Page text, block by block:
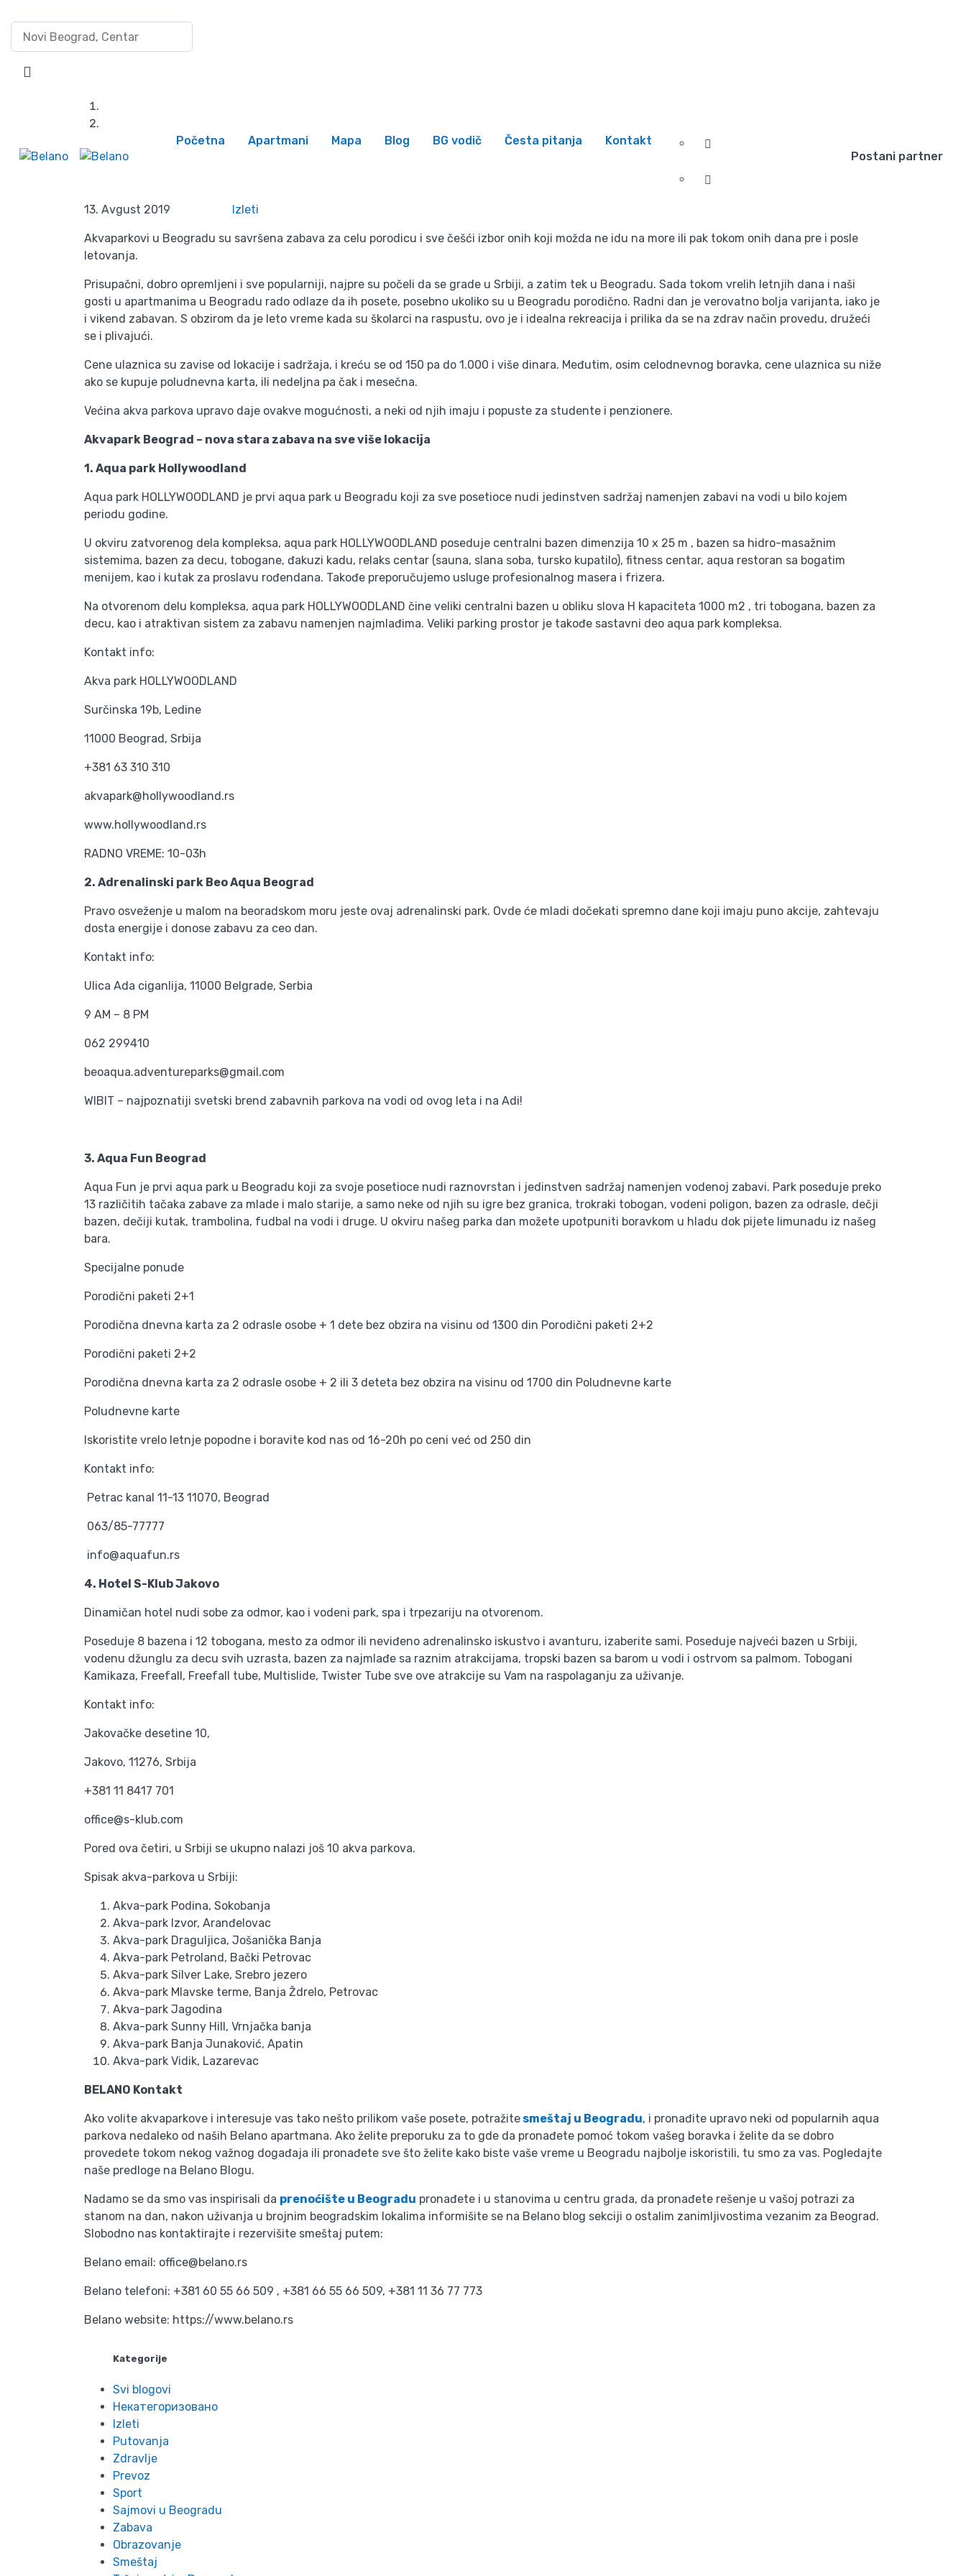
Početna Apartmani Mapa Blog BG vodič Česta pitanja
Kontakt
Postani partner
Akvaparkovi u Beogradu – porodično vreme za sve
13. Avgust 2019 Izleti
Akvaparkovi u Beogradu su savršena zabava za celu porodicu i sve češći izbor onih koji možda ne idu na more ili pak tokom onih dana pre i posle
letovanja.
Prisupačni, dobro opremljeni i sve popularniji, najpre su počeli da se grade u Srbiji, a zatim tek u Beogradu. Sada tokom vrelih letnjih dana i naši
gosti u apartmanima u Beogradu rado odlaze da ih posete, posebno ukoliko su u Beogradu porodično. Radni dan je verovatno bolja varijanta, iako je
i vikend zabavan. S obzirom da je leto vreme kada su školarci na raspustu, ovo je i idealna rekreacija i prilika da se na zdrav način provedu, družeći
se i plivajući.
Cene ulaznica su zavise od lokacije i sadržaja, i kreću se od 150 pa do 1.000 i više dinara. Međutim, osim celodnevnog boravka, cene ulaznica su niže
ako se kupuje poludnevna karta, ili nedeljna pa čak i mesečna.
Većina akva parkova upravo daje ovakve mogućnosti, a neki od njih imaju i popuste za studente i penzionere.
Akvapark Beograd – nova stara zabava na sve više lokacija
1. Aqua park Hollywoodland
Aqua park HOLLYWOODLAND je prvi aqua park u Beogradu koji za sve posetioce nudi jedinstven sadržaj namenjen zabavi na vodi u bilo kojem
periodu godine.
U okviru zatvorenog dela kompleksa, aqua park HOLLYWOODLAND poseduje centralni bazen dimenzija 10 x 25 m , bazen sa hidro-masažnim
sistemima, bazen za decu, tobogane, đakuzi kadu, relaks centar (sauna, slana soba, tursko kupatilo), fitness centar, aqua restoran sa bogatim
menijem, kao i kutak za proslavu rođendana. Takođe preporučujemo usluge profesionalnog masera i frizera.
Na otvorenom delu kompleksa, aqua park HOLLYWOODLAND čine veliki centralni bazen u obliku slova H kapaciteta 1000 m2 , tri tobogana, bazen za
decu, kao i atraktivan sistem za zabavu namenjen najmlađima. Veliki parking prostor je takođe sastavni deo aqua park kompleksa.
Kontakt info:
Akva park HOLLYWOODLAND
Surčinska 19b, Ledine
11000 Beograd, Srbija
+381 63 310 310
akvapark@hollywoodland.rs
www.hollywoodland.rs
RADNO VREME: 10-03h
2. Adrenalinski park Beo Aqua Beograd
Pravo osveženje u malom na beoradskom moru jeste ovaj adrenalinski park. Ovde će mladi dočekati spremno dane koji imaju puno akcije, zahtevaju
dosta energije i donose zabavu za ceo dan.
Kontakt info:
Ulica Ada ciganlija, 11000 Belgrade, Serbia
9 AM – 8 PM
062 299410
beoaqua.adventureparks@gmail.com
WIBIT – najpoznatiji svetski brend zabavnih parkova na vodi od ovog leta i na Adi!
3. Aqua Fun Beograd
Aqua Fun je prvi aqua park u Beogradu koji za svoje posetioce nudi raznovrstan i jedinstven sadržaj namenjen vodenoj zabavi. Park poseduje preko
13 različitih tačaka zabave za mlade i malo starije, a samo neke od njih su igre bez granica, trokraki tobogan, vodeni poligon, bazen za odrasle, dečji
bazen, dečiji kutak, trambolina, fudbal na vodi i druge. U okviru našeg parka dan možete upotpuniti boravkom u hladu dok pijete limunadu iz našeg
bara.
Specijalne ponude
Porodični paketi 2+1
Porodična dnevna karta za 2 odrasle osobe + 1 dete bez obzira na visinu od 1300 din Porodični paketi 2+2
Porodični paketi 2+2
Porodična dnevna karta za 2 odrasle osobe + 2 ili 3 deteta bez obzira na visinu od 1700 din Poludnevne karte
Poludnevne karte
Iskoristite vrelo letnje popodne i boravite kod nas od 16-20h po ceni već od 250 din
Kontakt info:
Petrac kanal 11-13 11070, Beograd
063/85-77777
info@aquafun.rs
4. Hotel S-Klub Jakovo
Dinamičan hotel nudi sobe za odmor, kao i vodeni park, spa i trpezariju na otvorenom.
Poseduje 8 bazena i 12 tobogana, mesto za odmor ili neviđeno adrenalinsko iskustvo i avanturu, izaberite sami. Poseduje najveći bazen u Srbiji,
vodenu džunglu za decu svih uzrasta, bazen za najmlađe sa raznim atrakcijama, tropski bazen sa barom u vodi i ostrvom sa palmom. Tobogani
Kamikaza, Freefall, Freefall tube, Multislide, Twister Tube sve ove atrakcije su Vam na raspolaganju za uživanje.
Kontakt info:
Jakovačke desetine 10,
Jakovo, 11276, Srbija
+381 11 8417 701
office@s-klub.com
Pored ova četiri, u Srbiji se ukupno nalazi još 10 akva parkova.
Spisak akva-parkova u Srbiji:
Akva-park Podina, Sokobanja
Akva-park Izvor, Aranđelovac
Akva-park Draguljica, Jošanička Banja
Akva-park Petroland, Bački Petrovac
Akva-park Silver Lake, Srebro jezero
Akva-park Mlavske terme, Banja Ždrelo, Petrovac
Akva-park Jagodina
Akva-park Sunny Hill, Vrnjačka banja
Akva-park Banja Junaković, Apatin
Akva-park Vidik, Lazarevac
BELANO Kontakt
Ako volite akvaparkove i interesuje vas tako nešto prilikom vaše posete, potražite smeštaj u Beogradu, i pronađite upravo neki od popularnih aqua
parkova nedaleko od naših Belano apartmana. Ako želite preporuku za to gde da pronađete pomoć tokom vašeg boravka i želite da se dobro
provedete tokom nekog važnog događaja ili pronađete sve što želite kako biste vaše vreme u Beogradu najbolje iskoristili, tu smo za vas. Pogledajte
naše predloge na Belano Blogu.
Nadamo se da smo vas inspirisali da prenoćište u Beogradu pronađete i u stanovima u centru grada, da pronađete rešenje u vašoj potrazi za
stanom na dan, nakon uživanja u brojnim beogradskim lokalima informišite se na Belano blog sekciji o ostalim zanimljivostima vezanim za Beograd.
Slobodno nas kontaktirajte i rezervišite smeštaj putem:
Belano email: office@belano.rs
Belano telefoni: +381 60 55 66 509 , +381 66 55 66 509, +381 11 36 77 773
Belano website: https://www.belano.rs
Kategorije
Svi blogovi
Некатегоризовано
Izleti
Putovanja
Zdravlje
Prevoz
Sport
Sajmovi u Beogradu
Zabava
Obrazovanje
Smeštaj